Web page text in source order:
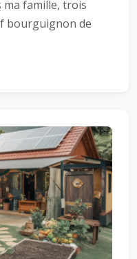
ma famille, trois
bourguignon de